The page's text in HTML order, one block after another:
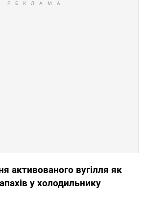
активованого вугілля як
у холодильнику